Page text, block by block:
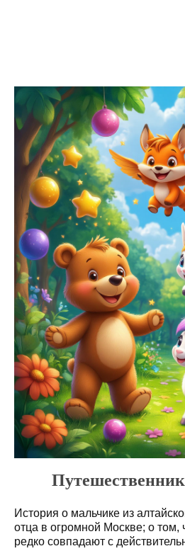
История о мальчике из
отца в огромной Москве; о том,
редко совпадают с